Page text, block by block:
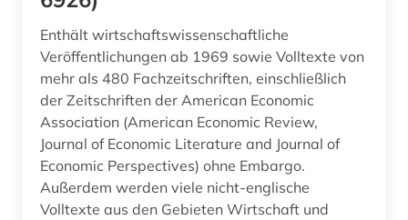
Enthält wirtschaftswissenschaftliche
Veröffentlichungen ab 1969 sowie Volltexte von
mehr als 480 Fachzeitschriften, einschließlich
der Zeitschriften der American Economic
Association (American Economic Review,
Journal of Economic Literature and Journal of
Economic Perspectives) ohne Embargo.
Außerdem werden viele nicht-englische
Volltexte aus den Gebieten Wirtschaft und